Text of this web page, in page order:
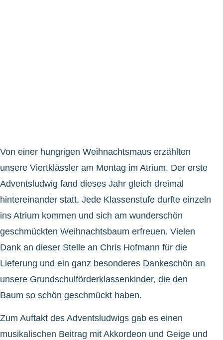
Von einer hungrigen Weihnachtsmaus erzählten
unsere Viertklässler am Montag im Atrium. Der erste
Adventsludwig fand dieses Jahr gleich dreimal
hintereinander statt. Jede Klassenstufe durfte einzeln
ins Atrium kommen und sich am wunderschön
geschmückten Weihnachtsbaum erfreuen. Vielen
Dank an dieser Stelle an Chris Hofmann für die
Lieferung und ein ganz besonderes Dankeschön an
unsere Grundschulförderklassenkinder, die den
Baum so schön geschmückt haben.
Zum Auftakt des Adventsludwigs gab es einen
musikalischen Beitrag mit Akkordeon und Geige und